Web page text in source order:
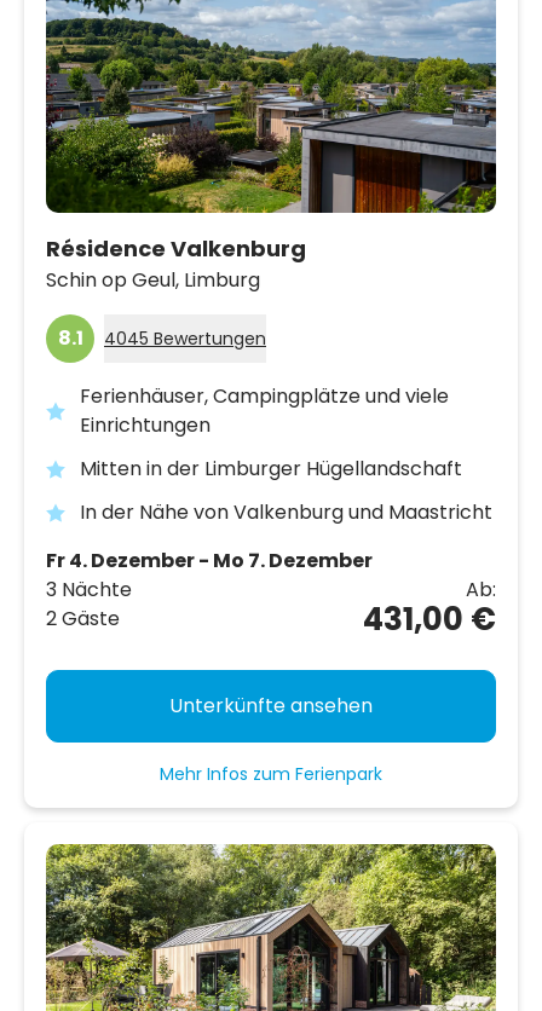
Résidence Valkenburg
Schin op Geul, Limburg
8.1 4045 Bewertungen
Ferienhäuser, Campingplätze und viele
Einrichtungen
Mitten in der Limburger Hügellandschaft
In der Nähe von Valkenburg und Maastricht
Fr 4. Dezember - Mo 7. Dezember
3 Nächte
2 Gäste
Ab:
431,00 €
Unterkünfte ansehen
Mehr Infos zum Ferienpark